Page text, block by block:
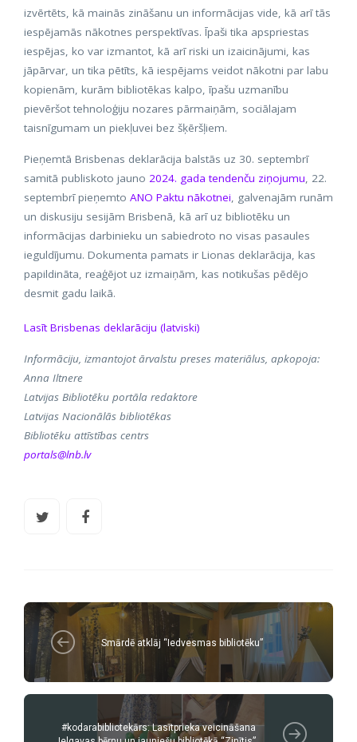
izvērtēts, kā mainās zināšanu un informācijas vide, kā arī tās
iespējamās nākotnes perspektīvas. Īpaši tika apspriestas
iespējas, ko var izmantot, kā arī riski un izaicinājumi, kas
jāpārvar, un tika pētīts, kā iespējams veidot nākotni par labu
kopienām, kurām bibliotēkas kalpo, īpašu uzmanību
pievēršot tehnoloģiju nozares pārmaiņām, sociālajam
taisnīgumam un piekļuvei bez šķēršļiem.
Pieņemtā Brisbenas deklarācija balstās uz 30. septembrī
samitā publiskoto jauno 2024. gada tendenču ziņojumu, 22.
septembrī pieņemto ANO Paktu nākotnei, galvenajām runām
un diskusiju sesijām Brisbenā, kā arī uz bibliotēku un
informācijas darbinieku un sabiedroto no visas pasaules
ieguldījumu. Dokumenta pamats ir Lionas deklarācija, kas
papildināta, reaģējot uz izmaiņām, kas notikušas pēdējo
desmit gadu laikā.
Lasīt Brisbenas deklarāciju (latviski)
Informāciju, izmantojot ārvalstu preses materiālus, apkopoja:
Anna Iltnere
Latvijas Bibliotēku portāla redaktore
Latvijas Nacionālās bibliotēkas
Bibliotēku attīstības centrs
portals@lnb.lv
Smārdē atklāj “Iedvesmas bibliotēku”
#kodarabibliotekārs: Lasītprieka veicināšana